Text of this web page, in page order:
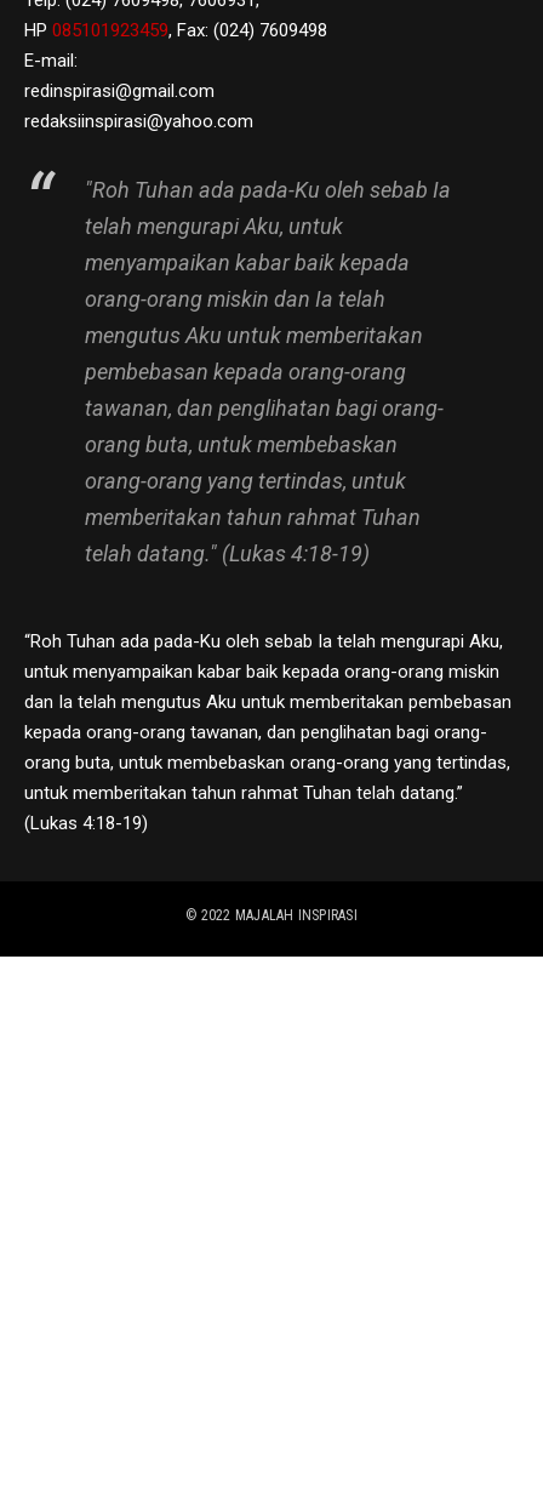
HP 085101923459, Fax: (024) 7609498
E-mail:
redinspirasi@gmail.com
redaksiinspirasi@yahoo.com
"Roh Tuhan ada pada-Ku oleh sebab Ia
telah mengurapi Aku, untuk
menyampaikan kabar baik kepada
orang-orang miskin dan Ia telah
mengutus Aku untuk memberitakan
pembebasan kepada orang-orang
tawanan, dan penglihatan bagi orang-
orang buta, untuk membebaskan
orang-orang yang tertindas, untuk
memberitakan tahun rahmat Tuhan
telah datang." (Lukas 4:18-19)
“Roh Tuhan ada pada-Ku oleh sebab Ia telah mengurapi Aku,
untuk menyampaikan kabar baik kepada orang-orang miskin
dan Ia telah mengutus Aku untuk memberitakan pembebasan
kepada orang-orang tawanan, dan penglihatan bagi orang-
orang buta, untuk membebaskan orang-orang yang tertindas,
untuk memberitakan tahun rahmat Tuhan telah datang.”
(Lukas 4:18-19)
© 2022 MAJALAH INSPIRASI